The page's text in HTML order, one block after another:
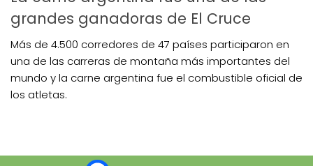
grandes ganadoras de El Cruce
Más de 4.500 corredores de 47 países participaron en
una de las carreras de montaña más importantes del
mundo y la carne argentina fue el combustible oficial de
los atletas.